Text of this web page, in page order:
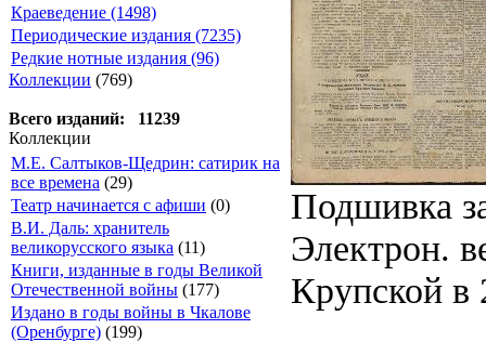
Краеведение (1498)
Периодические издания (7235)
Редкие нотные издания (96)
Коллекции (769)
Всего изданий: 11239
Коллекции
М.Е. Салтыков-Щедрин: сатирик на
все времена (29)
Театр начинается с афиши (0)
В.И. Даль: хранитель
великорусского языка (11)
Книги, изданные в годы Великой
Отечественной войны (177)
Издано в годы войны в Чкалове
(Оренбурге) (199)
Подшивка
Электрон.
Крупской в